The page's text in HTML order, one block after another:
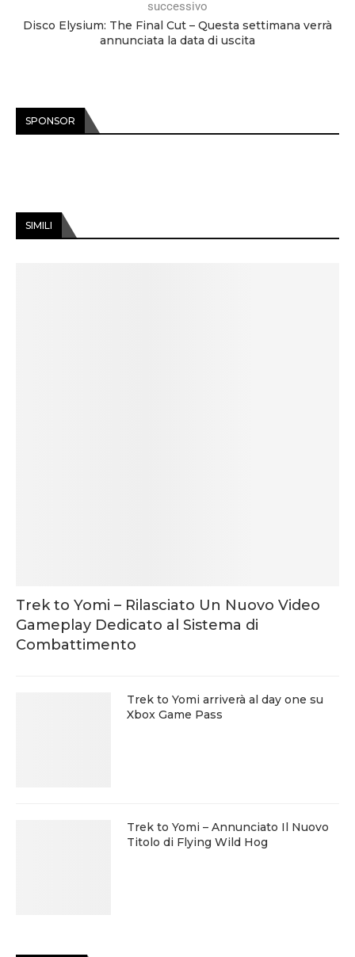
successivo
Disco Elysium: The Final Cut – Questa settimana verrà
annunciata la data di uscita
SPONSOR
SIMILI
Trek to Yomi – Rilasciato Un Nuovo Video
Gameplay Dedicato al Sistema di
Combattimento
Trek to Yomi arriverà al day one su
Xbox Game Pass
Trek to Yomi – Annunciato Il Nuovo
Titolo di Flying Wild Hog